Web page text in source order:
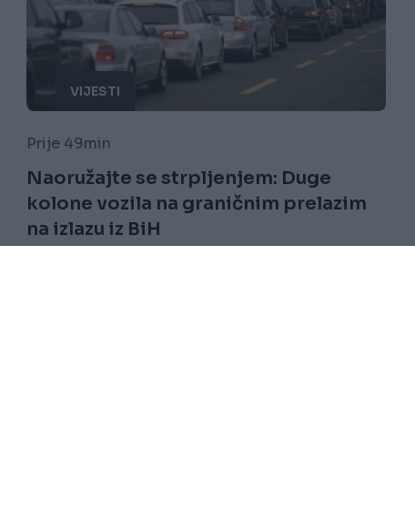
VIJESTI
Prije 49min
Naoružajte se strpljenjem: Duge
kolone vozila na graničnim prelazim
na izlazu iz BiH